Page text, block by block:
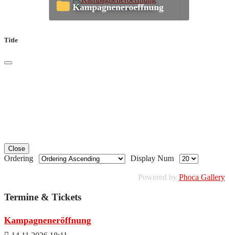
Kampagneneroeffnung
Title
Close
Ordering Display Num
Powered by Phoca Gallery
Termine & Tickets
Kampagneneröffnung